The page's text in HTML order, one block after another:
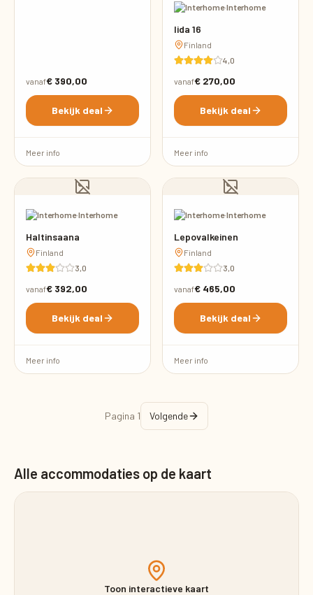
vanaf€ 390,00
Bekijk deal
Meer info
·Interhome
Iida 16
Finland
4,0
vanaf€ 270,00
Bekijk deal
Meer info
·Interhome
Haltinsaana
Finland
3,0
vanaf€ 392,00
Bekijk deal
Meer info
·Interhome
Lepovalkeinen
Finland
3,0
vanaf€ 465,00
Bekijk deal
Meer info
Pagina 1 Volgende
Alle accommodaties op de kaart
Toon interactieve kaart